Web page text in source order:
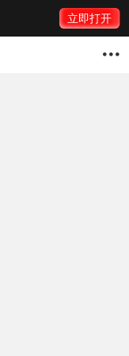
立即打开
